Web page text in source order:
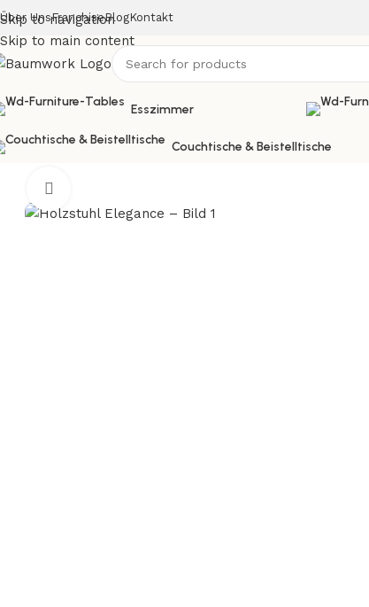
Skip to navigation
Skip to main content
Über UnsFranchiseBlogKontakt
Esszimmer
Couchtische & Beistelltische
Holzstuhl Elegance